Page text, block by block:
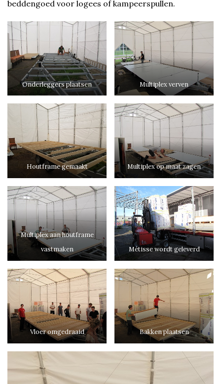
beddengoed voor logees of kampeerspullen.
Onderleggers plaatsen Multiplex verven
Houtframe gemaakt Multiplex op maat zagen
Multiplex aan houtframe
vastmaken
Métisse wordt geleverd
Vloer omgedraaid Bakken plaatsen